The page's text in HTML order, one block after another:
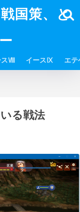
国策、と
スⅧ イースⅨ エテ
る戦法